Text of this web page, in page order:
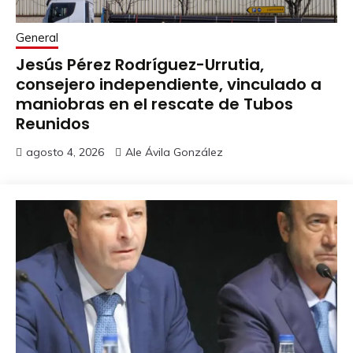
General
Jesús Pérez Rodríguez-Urrutia,
consejero independiente, vinculado a
maniobras en el rescate de Tubos
Reunidos
agosto 4, 2026 Ale Ávila González